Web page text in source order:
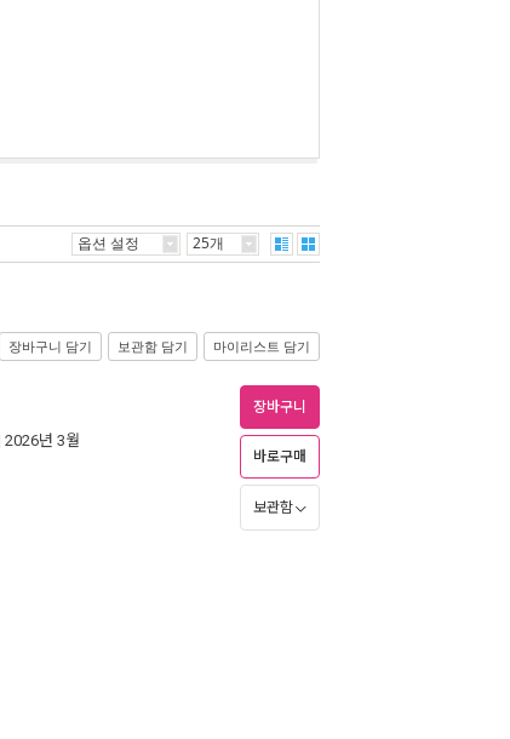
옵션 설정 25개
장바구니 담기 보관함 담기 마이리스트 담기
2026년 3월
장바구니
바로구매
보관함